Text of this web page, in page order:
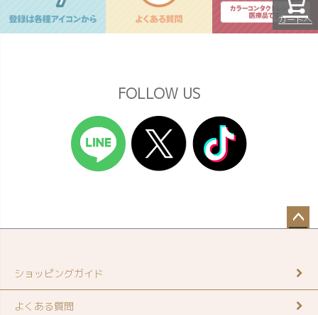
FOLLOW US
カートへ
ップ
ショッピングガイド
よくある質問